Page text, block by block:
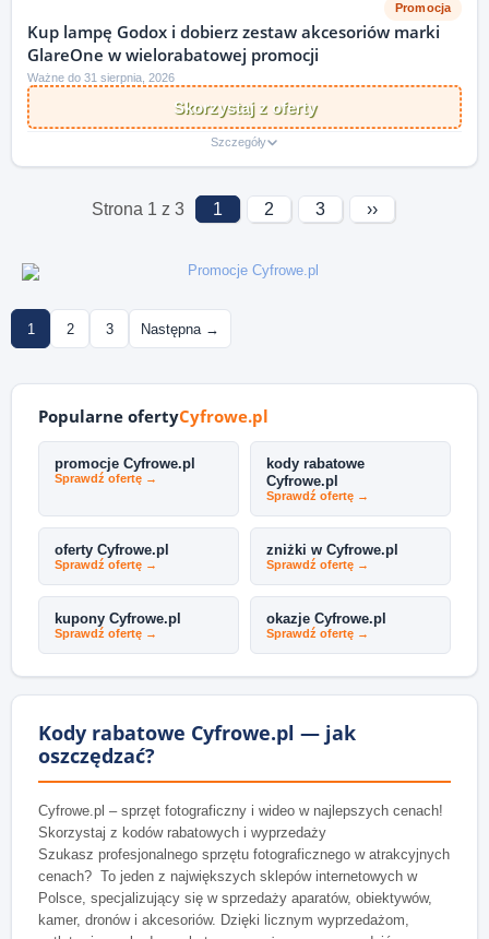
Promocja
Kup lampę Godox i dobierz zestaw akcesoriów marki
GlareOne w wielorabatowej promocji
Ważne do 31 sierpnia, 2026
Skorzystaj z oferty
Szczegóły
Strona 1 z 3 1 2 3 ››
1 2 3 Następna →
Popularne ofertyCyfrowe.pl
promocje Cyfrowe.pl
Sprawdź ofertę →
kody rabatowe
Cyfrowe.pl
Sprawdź ofertę →
oferty Cyfrowe.pl
Sprawdź ofertę →
zniżki w Cyfrowe.pl
Sprawdź ofertę →
kupony Cyfrowe.pl
Sprawdź ofertę →
okazje Cyfrowe.pl
Sprawdź ofertę →
Kody rabatowe Cyfrowe.pl — jak
oszczędzać?
Cyfrowe.pl – sprzęt fotograficzny i wideo w najlepszych cenach!
Skorzystaj z kodów rabatowych i wyprzedaży
Szukasz profesjonalnego sprzętu fotograficznego w atrakcyjnych
cenach? To jeden z największych sklepów internetowych w
Polsce, specjalizujący się w sprzedaży aparatów, obiektywów,
kamer, dronów i akcesoriów. Dzięki licznym wyprzedażom,